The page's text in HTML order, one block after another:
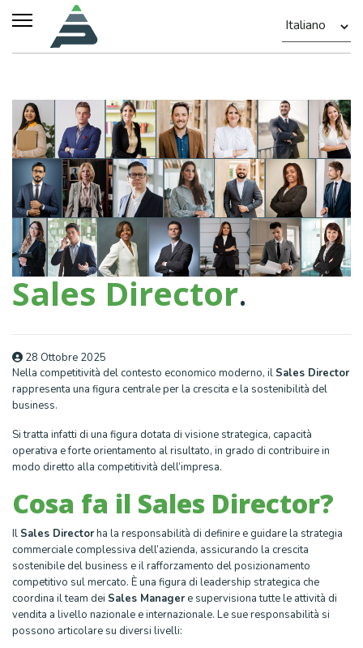
Sales Director.
28 Ottobre 2025
Nella competitività del contesto economico moderno, il Sales Director
rappresenta una figura centrale per la crescita e la sostenibilità del
business.
Si tratta infatti di una figura dotata di visione strategica, capacità
operativa e forte orientamento al risultato, in grado di contribuire in
modo diretto alla competitività dell’impresa.
Cosa fa il Sales Director?
Il Sales Directorha la responsabilità di definire e guidare la strategia
commerciale complessiva dell’azienda, assicurando la crescita
sostenibile del business e il rafforzamento del posizionamento
competitivo sul mercato. È una figura di leadership strategica che
coordina il team dei Sales Managere supervisiona tutte le attività di
vendita a livello nazionale e internazionale. Le sue responsabilità si
possono articolare su diversi livelli: